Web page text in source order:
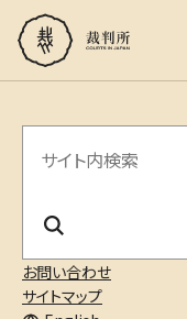
お問い合わせ
サイトマップ
サ
内